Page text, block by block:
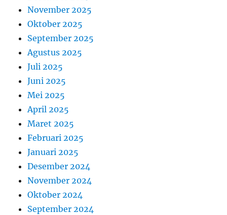
November 2025
Oktober 2025
September 2025
Agustus 2025
Juli 2025
Juni 2025
Mei 2025
April 2025
Maret 2025
Februari 2025
Januari 2025
Desember 2024
November 2024
Oktober 2024
September 2024